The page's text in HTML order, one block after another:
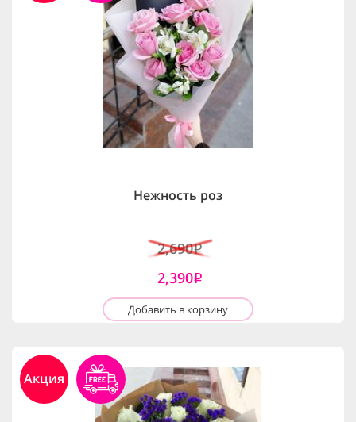
Нежность роз
2,690i
2,390i
Добавить в корзину
Акция